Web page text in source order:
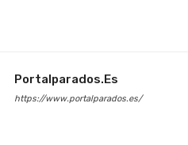
Portalparados.es
https://www.portalparados.es/